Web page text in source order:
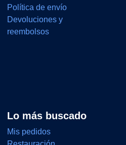
Lo más buscado
Mis pedidos
Política de envío
Devoluciones y
reembolsos